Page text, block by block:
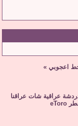
اعجوبي »
عراقية شات عراقنا
eToro